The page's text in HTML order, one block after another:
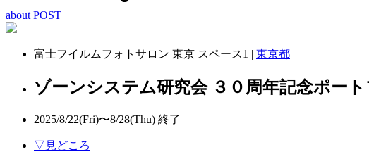
about POST
富士フイルムフォトサロン 東京 スペース1 | 東京都
ゾーンシステム研究会 ３０周年記念ポ
2025/8/22(Fri)〜8/28(Thu) 終了
▽見どころ